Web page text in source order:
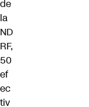
de
la
ND
RF,
50
ef
ec
tiv